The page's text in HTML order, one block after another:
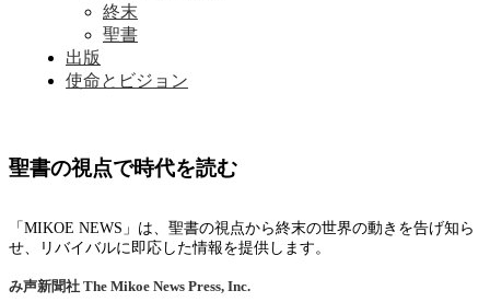
終末
聖書
出版
使命とビジョン
聖書の視点で時代を読む
「MIKOE NEWS」は、聖書の視点から終末の世界の動きを告げ知ら
せ、リバイバルに即応した情報を提供します。
み声新聞社 The Mikoe News Press, Inc.